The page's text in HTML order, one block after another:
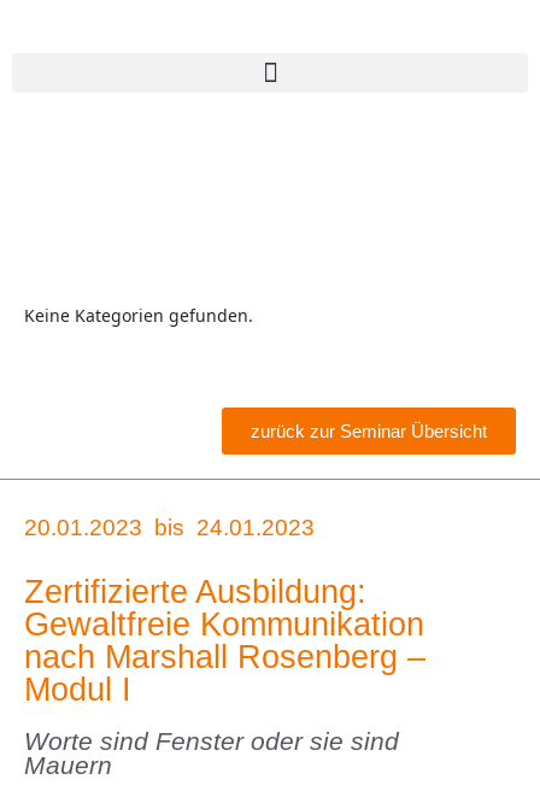
Keine Kategorien gefunden.
zurück zur Seminar Übersicht
20.01.2023 bis 24.01.2023
Zertifizierte Ausbildung:
Gewaltfreie Kommunikation
nach Marshall Rosenberg –
Modul I
Worte sind Fenster oder sie sind
Mauern